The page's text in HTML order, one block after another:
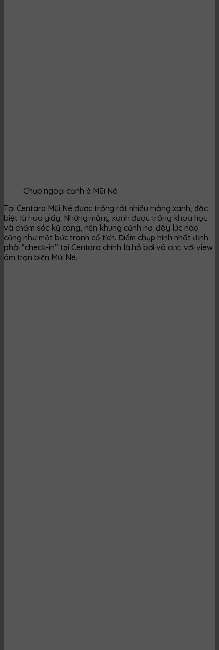
Chụp ngoại cảnh ở Mũi Né
Tại Centara Mũi Né được trồng rất nhiều mảng xanh, đặc
biệt là hoa giấy. Những mảng xanh được trồng khoa học
và chăm sóc kỹ càng, nên khung cảnh nơi đây lúc nào
cũng như một bức tranh cổ tích. Điểm chụp hình nhất định
phải “check-in” tại Centara chính là hồ bơi vô cực, với view
ôm trọn biển Mũi Né.